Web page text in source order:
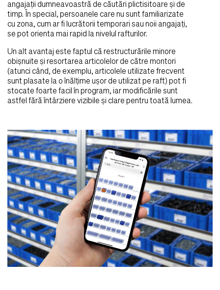
angajații dumneavoastră de căutări plictisitoare și de
timp. În special, persoanele care nu sunt familiarizate
cu zona, cum ar fi lucrătorii temporari sau noii angajați,
se pot orienta mai rapid la nivelul rafturilor.
Un alt avantaj este faptul că restructurările minore
obișnuite și resortarea articolelor de către montori
(atunci când, de exemplu, articolele utilizate frecvent
sunt plasate la o înălțime ușor de utilizat pe raft) pot fi
stocate foarte facil în program, iar modificările sunt
astfel fără întârziere vizibile și clare pentru toată lumea.